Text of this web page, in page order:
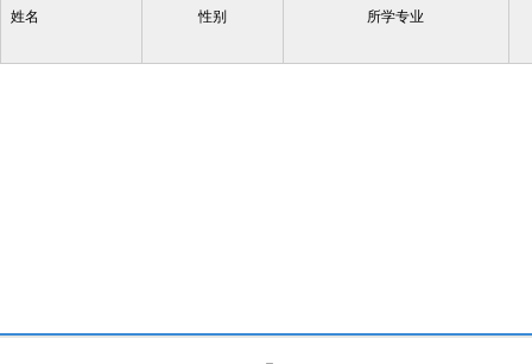
姓名 性别 所学专业